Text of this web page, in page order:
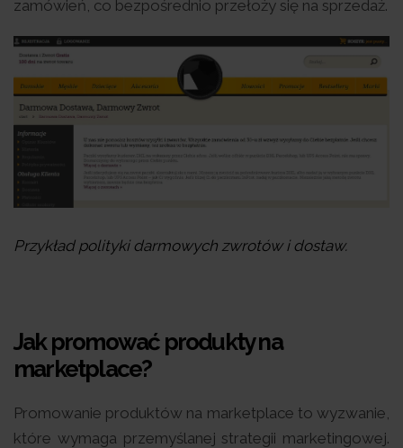
zamówień, co bezpośrednio przełoży się na sprzedaż.
Przykład polityki darmowych zwrotów i dostaw.
Jak promować produkty na
marketplace?
Promowanie produktów na marketplace to wyzwanie,
które wymaga przemyślanej strategii marketingowej.